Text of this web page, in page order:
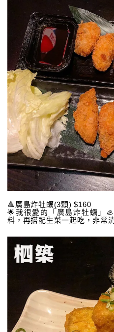
🔺廣島炸牡蠣(3顆) $160
🌟我很愛的「廣島炸牡蠣」
料，再搭配生菜一起吃，非常